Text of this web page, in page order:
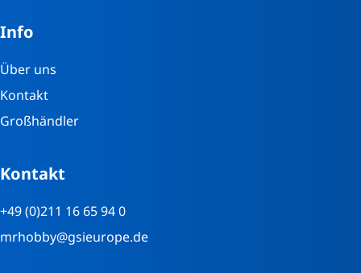
Info
Über uns
Kontakt
Großhändler
Kontakt
+49 (0)211 16 65 94 0
mrhobby@gsieurope.de